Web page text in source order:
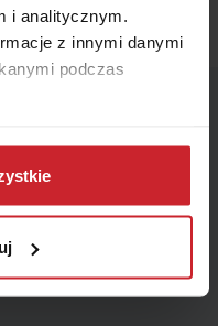
i analitycznym.
z innymi danymi
podczas
kim jesteśmy, jak
w jaki sposób
Polityki
Ci ofertę